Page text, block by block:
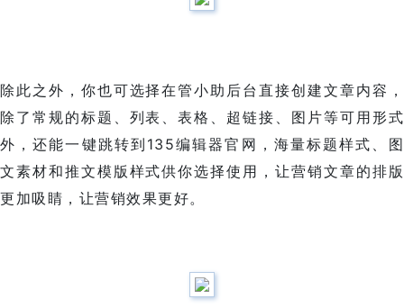
除此之外，你也可选择在管小助后台直接创建文章内容，
除了常规的标题、列表、表格、超链接、图片等可用形式
外，还能一键跳转到135编辑器官网，海量标题样式、图
文素材和推文模版样式供你选择使用，让营销文章的排版
更加吸睛，让营销效果更好。